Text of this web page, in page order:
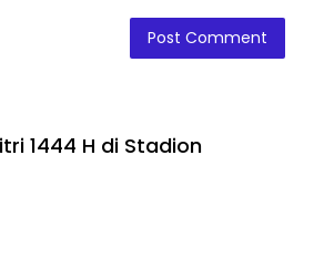
1444 H di Stadion